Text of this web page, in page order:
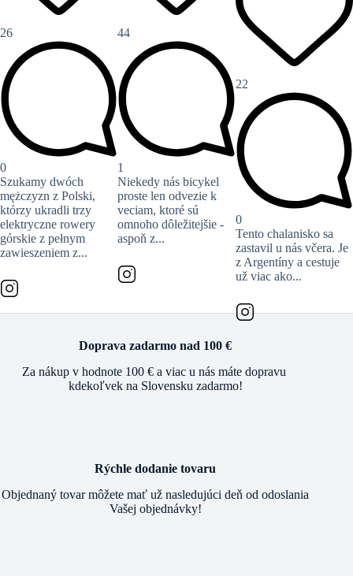
26
0
Szukamy dwóch
mężczyzn z Polski,
którzy ukradli trzy
elektryczne rowery
górskie z pełnym
zawieszeniem z...
44
1
Niekedy nás bicykel
proste len odvezie k
veciam, ktoré sú
omnoho dôležitejšie -
aspoň z...
22
0
Tento chalanisko sa
zastavil u nás včera. Je
z Argentíny a cestuje
už viac ako...
Doprava zadarmo nad 100 €
Za nákup v hodnote 100 € a viac u nás máte dopravu
kdekoľvek na Slovensku zadarmo!
Rýchle dodanie tovaru
Objednaný tovar môžete mať už nasledujúci deň od odoslania
Vašej objednávky!